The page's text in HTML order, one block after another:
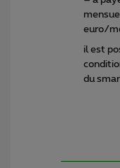
euro/
il est
du